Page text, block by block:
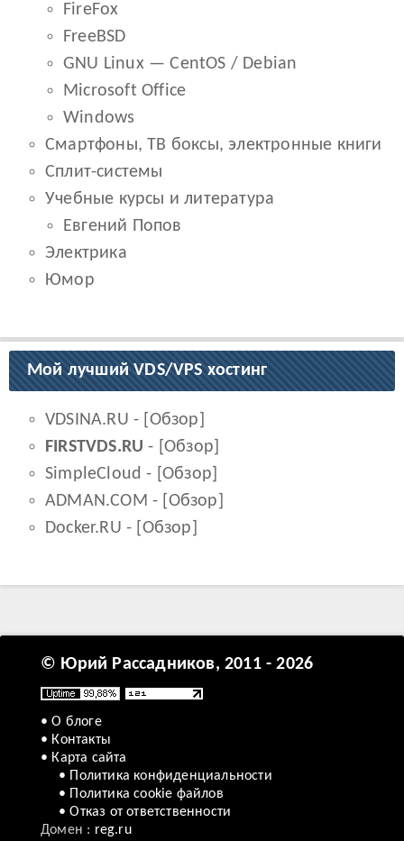
FireFox
FreeBSD
GNU Linux — CentOS / Debian
Microsoft Office
Windows
Смартфоны, ТВ боксы, электронные книги
Сплит-системы
Учебные курсы и литература
Евгений Попов
Электрика
Юмор
Мой лучший VDS/VPS хостинг
VDSINA.RU - [ Обзор
FIRSTVDS.RU - [Обзор
SimpleCloud - [Обзор
ADMAN.COM - [ Обзор
Docker.RU - [ Обзор
© Юрий Рассадников, 2011 - 2026
• О блоге
• Контакты
• Карта сайта
• Политика конфиденциальности
• Политика cookie файлов
• Отказ от ответственности
Домен : reg.ru